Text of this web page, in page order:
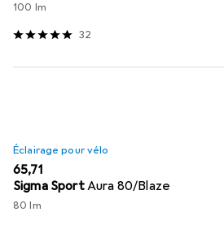
100 lm
32
Éclairage pour vélo
EUR
65,71
Sigma SportAura 80/Blaze
80 lm